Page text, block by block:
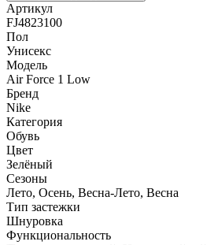
Артикул
FJ4823100
Пол
Унисекс
Модель
Air Force 1 Low
Бренд
Nike
Категория
Обувь
Цвет
Зелёный
Сезоны
Лето, Осень, Весна-Лето, Весна
Тип застежки
Шнуровка
Функциональность